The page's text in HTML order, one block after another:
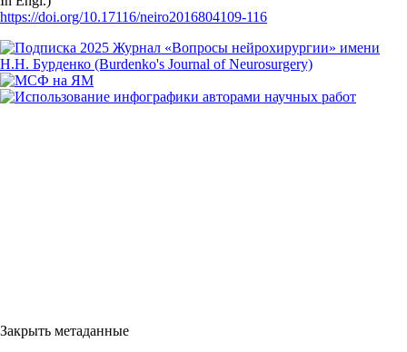
https://doi.org/10.17116/neiro2016804109-116
Закрыть метаданные